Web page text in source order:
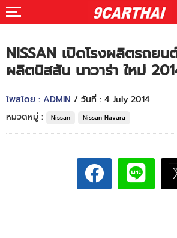
NISSAN เปิดโรงผลิตรถย
ผลิตนิสสัน นาวาร่า ใหม่
โพสโดย : ADMIN / วันที่ : 4 July 2014
หมวดหมู่ :
Nissan Nissan Navara